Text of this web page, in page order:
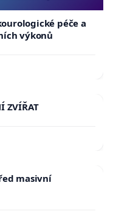
péče a
výkonů
ZVÍŘAT
masivní